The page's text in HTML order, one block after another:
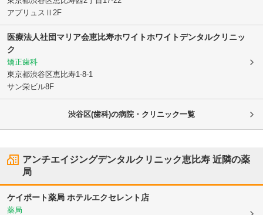
アプリュスⅡ2F
医療法人社団マリア会恵比寿ホワイトホワイトデンタルクリニッ
ク
矯正歯科
東京都渋谷区恵比寿1-8-1
サン栄ビル8F
渋谷区(歯科)の病院・クリニック一覧
アンチエイジングデンタルクリニック恵比寿 近隣の薬
局
ケイポート薬局 ホテルエクセレント店
薬局